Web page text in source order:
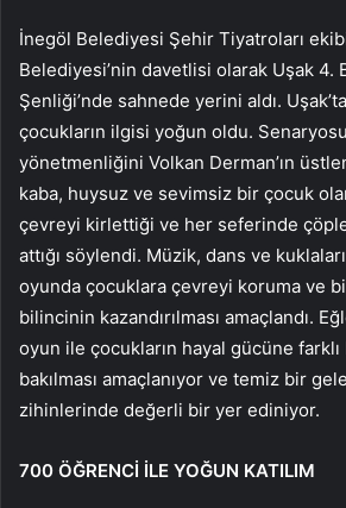
İnegöl Belediyesi Şehir Tiyatroları
Belediyesi’nin davetlisi olarak Uşak 4.
Şenliği’nde sahnede yerini aldı.
çocukların ilgisi yoğun oldu.
yönetmenliğini Volkan Derman’ın
kaba, huysuz ve sevimsiz bir çocuk
çevreyi kirlettiği ve her seferinde
attığı söylendi. Müzik, dans ve
oyunda çocuklara çevreyi koruma ve
bilincinin kazandırılması amaçlandı.
oyun ile çocukların hayal gücüne
bakılması amaçlanıyor ve temiz bir
zihinlerinde değerli bir yer ediniyor.
700 ÖĞRENCİ İLE YOĞUN KATILIM